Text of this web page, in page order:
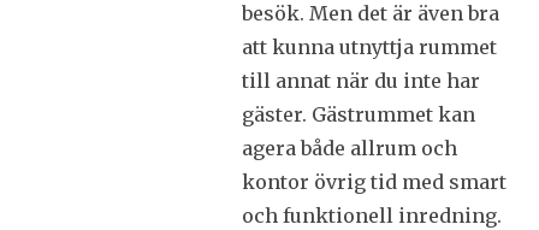
besök. Men det är även bra
att kunna utnyttja rummet
till annat när du inte har
gäster. Gästrummet kan
agera både allrum och
kontor övrig tid med smart
och funktionell inredning.